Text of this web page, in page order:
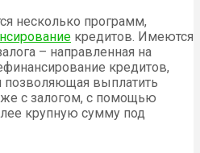
несколько программ,
кредитов. Имеются
– направленная на
кредитов,
позволяющая выплатить
с залогом, с помощью
крупную сумму под